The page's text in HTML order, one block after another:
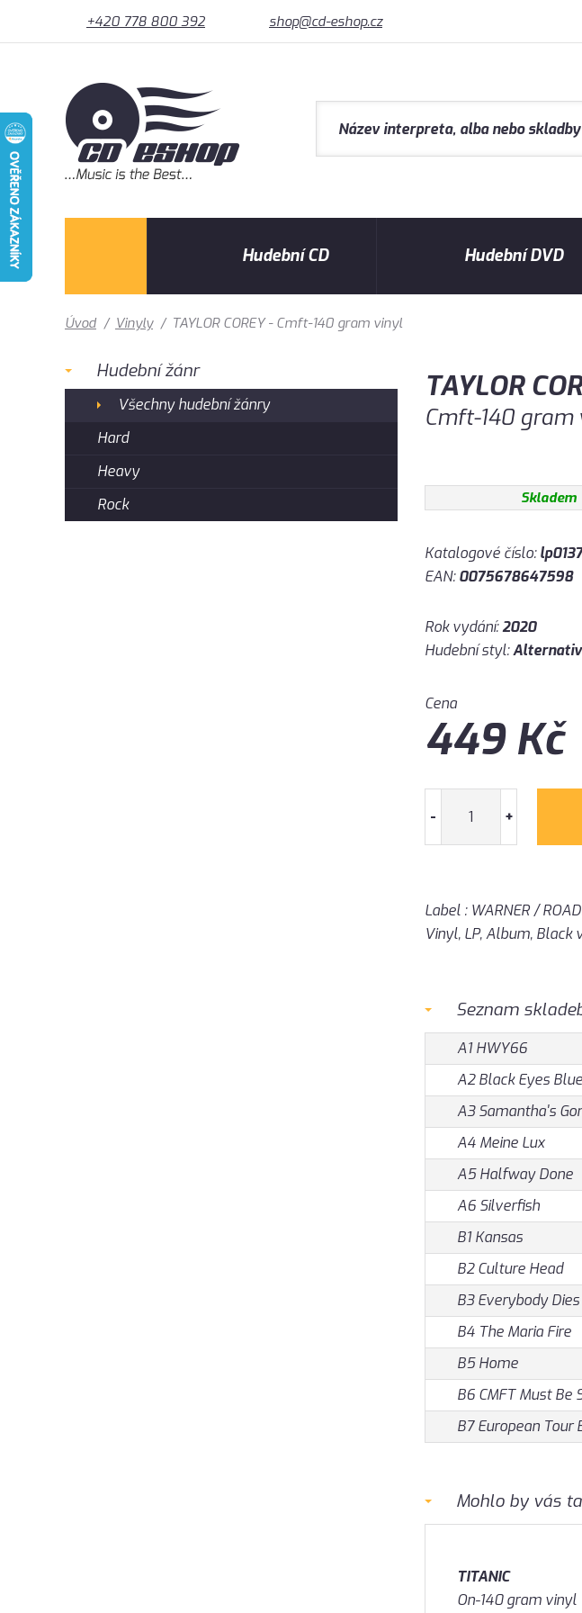
+420 778 800 392 shop@cd-eshop.cz
Hudební CD Hudební DVD
Úvod / Vinyly / TAYLOR COREY - Cmft-140 gram vinyl
TAYLOR
Cmft-140 gram
Skladem
Katalogové číslo:
EAN:0075678647598
Rok vydání:2020
Hudební styl:
Cena
449Kč
- +
Label : WARNER /
Vinyl, LP, Album,
Seznam
A1 HWY66
A2 Black Eyes Blue
A3 Samantha's
A4 Meine Lux
A5 Halfway Done
A6 Silverfish
B1 Kansas
B2 Culture Head
B3 Everybody
B4 The Maria Fire
B5 Home
B6 CMFT Must Be
B7 European Tour
Mohlo by vás
TITANIC
On-140 gram vinyl
Hudební žánr
Všechny hudební žánry
Hard
Heavy
Rock